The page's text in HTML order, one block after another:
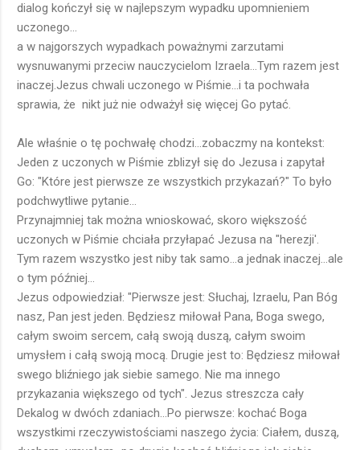
dialog kończył się w najlepszym wypadku upomnieniem
uczonego...
a w najgorszych wypadkach poważnymi zarzutami
wysnuwanymi przeciw nauczycielom Izraela...Tym razem jest
inaczej.Jezus chwali uczonego w Piśmie...i ta pochwała
sprawia, że nikt już nie odważył się więcej Go pytać.
Ale właśnie o tę pochwałę chodzi...zobaczmy na kontekst:
Jeden z uczonych w Piśmie zblizył się do Jezusa i zapytał
Go: "Które jest pierwsze ze wszystkich przykazań?" To było
podchwytliwe pytanie...
Przynajmniej tak można wnioskować, skoro większość
uczonych w Piśmie chciała przyłapać Jezusa na "herezji'.
Tym razem wszystko jest niby tak samo...a jednak inaczej...ale
o tym później...
Jezus odpowiedział: "Pierwsze jest: Słuchaj, Izraelu, Pan Bóg
nasz, Pan jest jeden. Będziesz miłował Pana, Boga swego,
całym swoim sercem, całą swoją duszą, całym swoim
umysłem i całą swoją mocą. Drugie jest to: Będziesz miłował
swego bliźniego jak siebie samego. Nie ma innego
przykazania większego od tych". Jezus streszcza cały
Dekalog w dwóch zdaniach...Po pierwsze: kochać Boga
wszystkimi rzeczywistościami naszego życia: Ciałem, duszą,